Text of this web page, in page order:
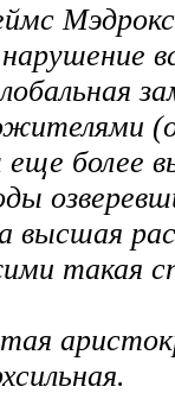
более
такая